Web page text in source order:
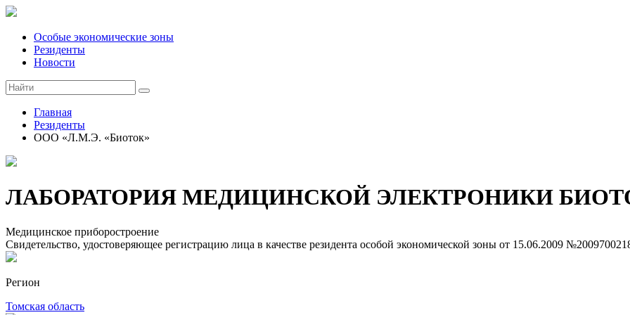
Особые экономические зоны
Резиденты
Новости
Главная
Резиденты
ООО «Л.М.Э. «Биоток»
ЛАБОРАТОРИЯ МЕДИЦИНСКОЙ ЭЛЕКТРОНИКИ
Медицинское приборостроение
Свидетельство, удостоверяющее регистрацию лица в качестве резидента особой экономической зоны от 15.06.2009
Регион
Томская область